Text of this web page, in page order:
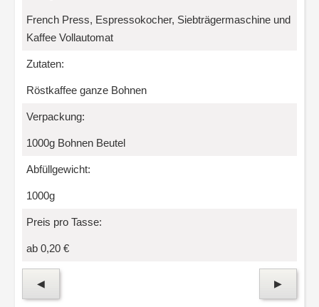
French Press, Espressokocher, Siebträgermaschine und
Kaffee Vollautomat
Zutaten:
Röstkaffee ganze Bohnen
Verpackung:
1000g Bohnen Beutel
Abfüllgewicht:
1000g
Preis pro Tasse:
ab 0,20 €
◀ ▶